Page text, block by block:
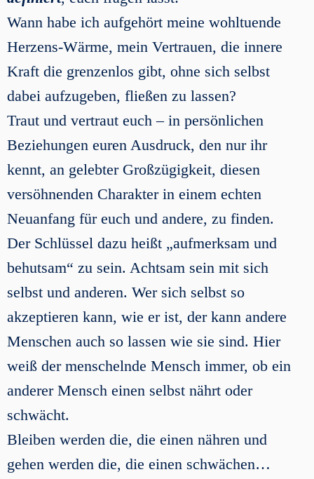
Wann habe ich aufgehört meine wohltuende
Herzens-Wärme, mein Vertrauen, die innere
Kraft die grenzenlos gibt, ohne sich selbst
dabei aufzugeben, fließen zu lassen?
Traut und vertraut euch – in persönlichen
Beziehungen euren Ausdruck, den nur ihr
kennt, an gelebter Großzügigkeit, diesen
versöhnenden Charakter in einem echten
Neuanfang für euch und andere, zu finden.
Der Schlüssel dazu heißt „aufmerksam und
behutsam“ zu sein. Achtsam sein mit sich
selbst und anderen. Wer sich selbst so
akzeptieren kann, wie er ist, der kann andere
Menschen auch so lassen wie sie sind. Hier
weiß der menschelnde Mensch immer, ob ein
anderer Mensch einen selbst nährt oder
schwächt.
Bleiben werden die, die einen nähren und
gehen werden die, die einen schwächen…